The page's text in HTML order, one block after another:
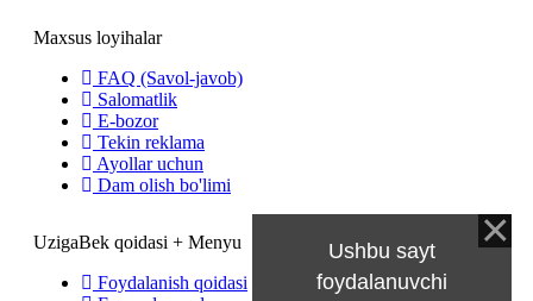
Maxsus loyihalar
FAQ (Savol-javob)
Salomatlik
E-bozor
Tekin reklama
Ayollar uchun
Dam olish bo'limi
UzigaBek qoidasi + Menyu
Foydalanish qoidasi
Ushbu sayt
foydalanuvchi